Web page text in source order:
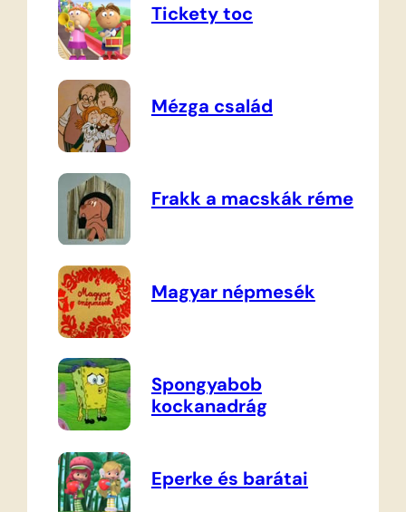
Tickety toc
Mézga család
Frakk a macskák réme
Magyar népmesék
Spongyabob
kockanadrág
Eperke és barátai